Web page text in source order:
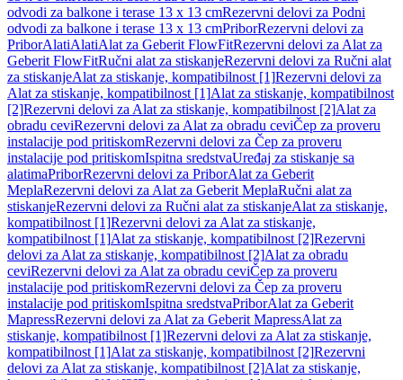
odvodi za balkone i terase 13 x 13 cmRezervni delovi za Podni
odvodi za balkone i terase 13 x 13 cmPriborRezervni delovi za
PriborAlatiAlatiAlat za Geberit FlowFitRezervni delovi za Alat za
Geberit FlowFitRučni alat za stiskanjeRezervni delovi za Ručni alat
za stiskanjeAlat za stiskanje, kompatibilnost [1]Rezervni delovi za
Alat za stiskanje, kompatibilnost [1]Alat za stiskanje, kompatibilnost
[2]Rezervni delovi za Alat za stiskanje, kompatibilnost [2]Alat za
obradu ceviRezervni delovi za Alat za obradu ceviČep za proveru
instalacije pod pritiskomRezervni delovi za Čep za proveru
instalacije pod pritiskomIspitna sredstvaUređaj za stiskanje sa
alatimaPriborRezervni delovi za PriborAlat za Geberit
MeplaRezervni delovi za Alat za Geberit MeplaRučni alat za
stiskanjeRezervni delovi za Ručni alat za stiskanjeAlat za stiskanje,
kompatibilnost [1]Rezervni delovi za Alat za stiskanje,
kompatibilnost [1]Alat za stiskanje, kompatibilnost [2]Rezervni
delovi za Alat za stiskanje, kompatibilnost [2]Alat za obradu
ceviRezervni delovi za Alat za obradu ceviČep za proveru
instalacije pod pritiskomRezervni delovi za Čep za proveru
instalacije pod pritiskomIspitna sredstvaPriborAlat za Geberit
MapressRezervni delovi za Alat za Geberit MapressAlat za
stiskanje, kompatibilnost [1]Rezervni delovi za Alat za stiskanje,
kompatibilnost [1]Alat za stiskanje, kompatibilnost [2]Rezervni
delovi za Alat za stiskanje, kompatibilnost [2]Alat za stiskanje,